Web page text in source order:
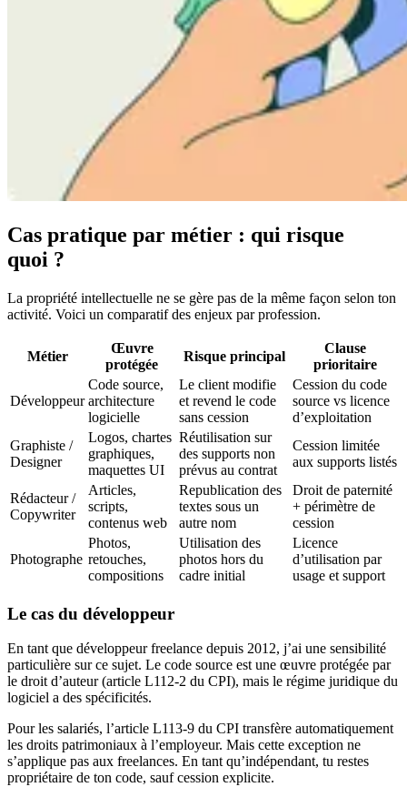
Cas pratique par métier : qui risque
quoi ?
La propriété intellectuelle ne se gère pas de la même façon selon ton
activité. Voici un comparatif des enjeux par profession.
Métier
Œuvre
protégée
Risque principal
Clause
prioritaire
Développeur
Code source,
architecture
logicielle
Le client modifie
et revend le code
sans cession
Cession du code
source vs licence
d’exploitation
Graphiste /
Designer
Logos, chartes
graphiques,
maquettes UI
Réutilisation sur
des supports non
prévus au contrat
Cession limitée
aux supports listés
Rédacteur /
Copywriter
Articles,
scripts,
contenus web
Republication des
textes sous un
autre nom
Droit de paternité
+ périmètre de
cession
Photographe
Photos,
retouches,
compositions
Utilisation des
photos hors du
cadre initial
Licence
d’utilisation par
usage et support
Le cas du développeur
En tant que développeur freelance depuis 2012, j’ai une sensibilité
particulière sur ce sujet. Le code source est une œuvre protégée par
le droit d’auteur (article L112-2 du CPI), mais le régime juridique du
logiciel a des spécificités.
Pour les salariés, l’article L113-9 du CPI transfère automatiquement
les droits patrimoniaux à l’employeur. Mais cette exception ne
s’applique pas aux freelances. En tant qu’indépendant, tu restes
propriétaire de ton code, sauf cession explicite.